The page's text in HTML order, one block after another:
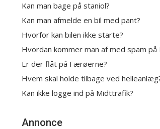
Kan man bage på staniol?
Kan man afmelde en bil med pant?
Hvorfor kan bilen ikke starte?
Hvordan kommer man af med spam på
Er der flåt på Færøerne?
Hvem skal holde tilbage ved
Kan ikke logge ind på Midttrafik?
Annonce